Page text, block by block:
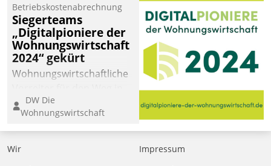
Betriebskostenabrechnung
Siegerteams
„Digitalpioniere der
Wohnungswirtschaft
2024“ gekürt
Wohnungswirtschaftliche
eine digitale Zukunft zu
finden, ist das Ziel des
Awards „Digitalpioniere
der
DW Die
Wohnungswirtschaft
Wir
Impressum